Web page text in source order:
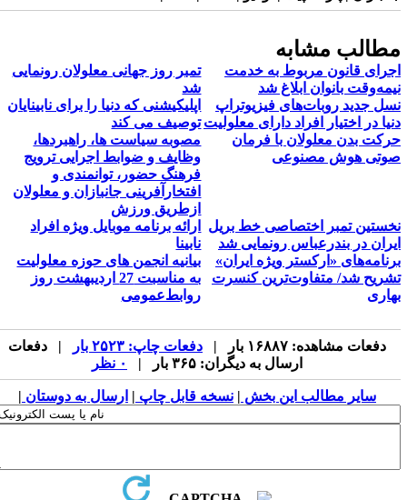
مشابه
قانون مربوط به خدمت
بانوان ابلاغ شد
تمبر روز جهانی معلولان رونمایی
شد
جدید روبات‌های فیزیوتراپ
در اختیار افراد دارای معلولیت
اپلیکیشنی که دنیا را برای نابینایان
توصیف می کند
بدن معلولان با فرمان
هوش مصنوعی
مصوبه سیاست ها، راهبردها،
وظایف و ضوابط اجرایی ترویج
فرهنگ حضور، توانمندی و
افتخارآفرینی جانبازان و معلولان
ازطریق ورزش
تمبر اختصاصی خط بریل
در بندرعباس رونمایی شد
ارائه برنامه موبایل ویژه افراد
نابینا
«ارکستر ویژه ایران»
شد/ متفاوت‌ترین کنسرت
بیانیه انجمن های حوزه معلولیت
به مناسبت 27 اردیبهشت روز
روابط‌عمومی
دفعات مشاهده: ۱۶۸۸۷ بار | دفعات چاپ: ۲۵۲۳ بار
| دفعات
ارسال به دیگران: ۳۶۵ بار |
سایر مطالب این بخش | نسخه قابل چاپ| ارسال به دوستان|